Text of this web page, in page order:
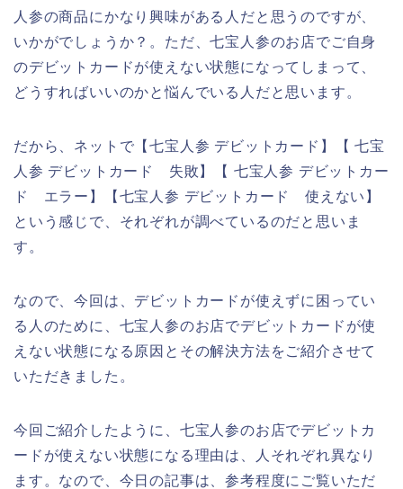
人参の商品にかなり興味がある人だと思うのですが、
いかがでしょうか？。ただ、七宝人参のお店でご自身
のデビットカードが使えない状態になってしまって、
どうすればいいのかと悩んでいる人だと思います。
だから、ネットで【七宝人参 デビットカード】【 七宝
人参 デビットカード 失敗】【 七宝人参 デビットカー
ド エラー】【七宝人参 デビットカード 使えない】
という感じで、それぞれが調べているのだと思いま
す。
なので、今回は、デビットカードが使えずに困ってい
る人のために、七宝人参のお店でデビットカードが使
えない状態になる原因とその解決方法をご紹介させて
いただきました。
今回ご紹介したように、七宝人参のお店でデビットカ
ードが使えない状態になる理由は、人それぞれ異なり
ます。なので、今日の記事は、参考程度にご覧いただ